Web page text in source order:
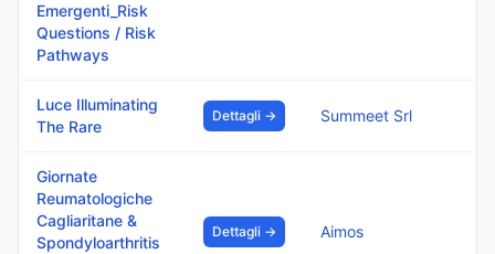
Emergenti_Risk
Questions / Risk
Pathways
Luce Illuminating
The Rare
Dettagli → Summeet Srl
Giornate
Reumatologiche
Cagliaritane &
Spondyloarthritis
Dettagli → Aimos